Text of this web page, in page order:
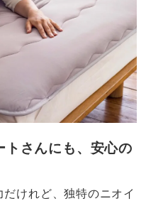
トさんにも、安心の
けれど、独特のニオイ